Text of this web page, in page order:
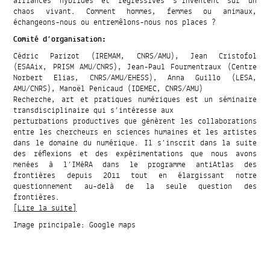
chaos vivant. Comment hommes, femmes ou animaux,
échangeons-nous ou entremêlons-nous nos places ?
Comité d’organisation:
Cédric Parizot (IREMAM, CNRS/AMU), Jean Cristofol
(ESAAix, PRISM AMU/CNRS), Jean-Paul Fourmentraux (Centre
Norbert Elias, CNRS/AMU/EHESS), Anna Guillo (LESA,
AMU/CNRS), Manoël Penicaud (IDEMEC, CNRS/AMU)
Recherche, art et pratiques numériques est un séminaire
transdisciplinaire qui s’intéresse aux
perturbations productives que génèrent les collaborations
entre les chercheurs en sciences humaines et les artistes
dans le domaine du numérique. Il s’inscrit dans la suite
des réflexions et des expérimentations que nous avons
menées à l’IMéRA dans le programme antiAtlas des
frontières depuis 2011 tout en élargissant notre
questionnement au-delà de la seule question des
frontières.
[Lire la suite]
Image principale: Google maps